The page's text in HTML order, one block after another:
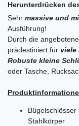
Herunterdrücken
Sehr massive und
Ausführung!
Durch die
prädestiniert für viele
Robuste kleine
oder Tasche,
Stahlkörper